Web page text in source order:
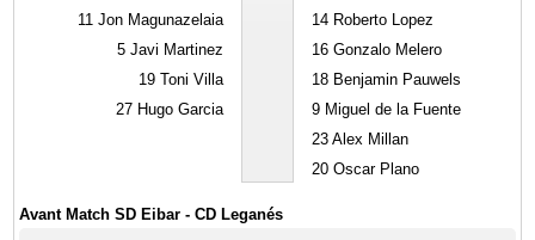
11 Jon Magunazelaia
5 Javi Martinez
19 Toni Villa
27 Hugo Garcia
14 Roberto Lopez
16 Gonzalo Melero
18 Benjamin Pauwels
9 Miguel de la Fuente
23 Alex Millan
20 Oscar Plano
Avant Match SD Eibar - CD Leganés